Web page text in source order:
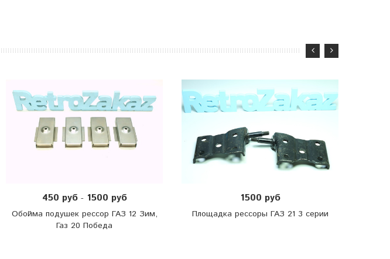
450 руб- 1500 руб
Обойма подушек рессор ГАЗ 12 Зим,
Газ 20 Победа
1500 руб
Площадка рессоры ГАЗ 21 3 серии